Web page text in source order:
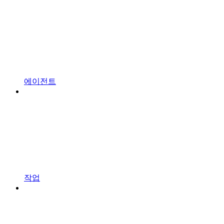
에이전트
작업